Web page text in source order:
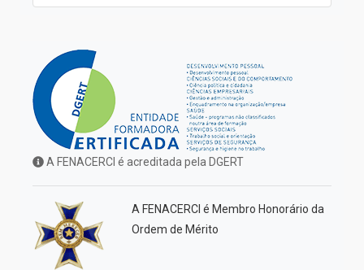
A FENACERCI é acreditada pela DGERT
A FENACERCI é Membro Honorário da
Ordem de Mérito